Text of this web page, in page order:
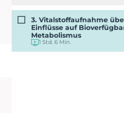
3. Vitalstoffaufnahme
Einflüsse auf
Metabolismus
1 Std. 6 Min.